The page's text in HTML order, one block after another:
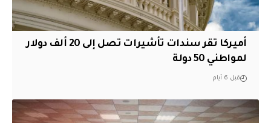
أميركا تقر سندات تأشيرات تصل إلى 20 ألف دولار
لمواطني 50 دولة
قبل 6 أيام